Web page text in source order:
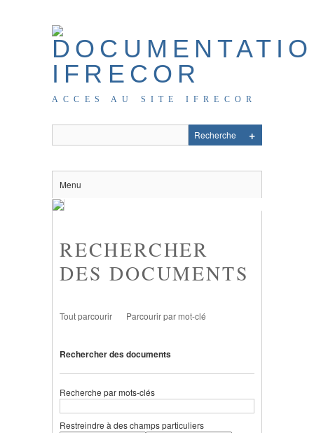
ACCES AU SITE IFRECOR
Menu
RECHERCHER
DES DOCUMENTS
Tout parcourir Parcourir par mot-clé
Rechercher des documents
Recherche par mots-clés
Restreindre à des champs particuliers